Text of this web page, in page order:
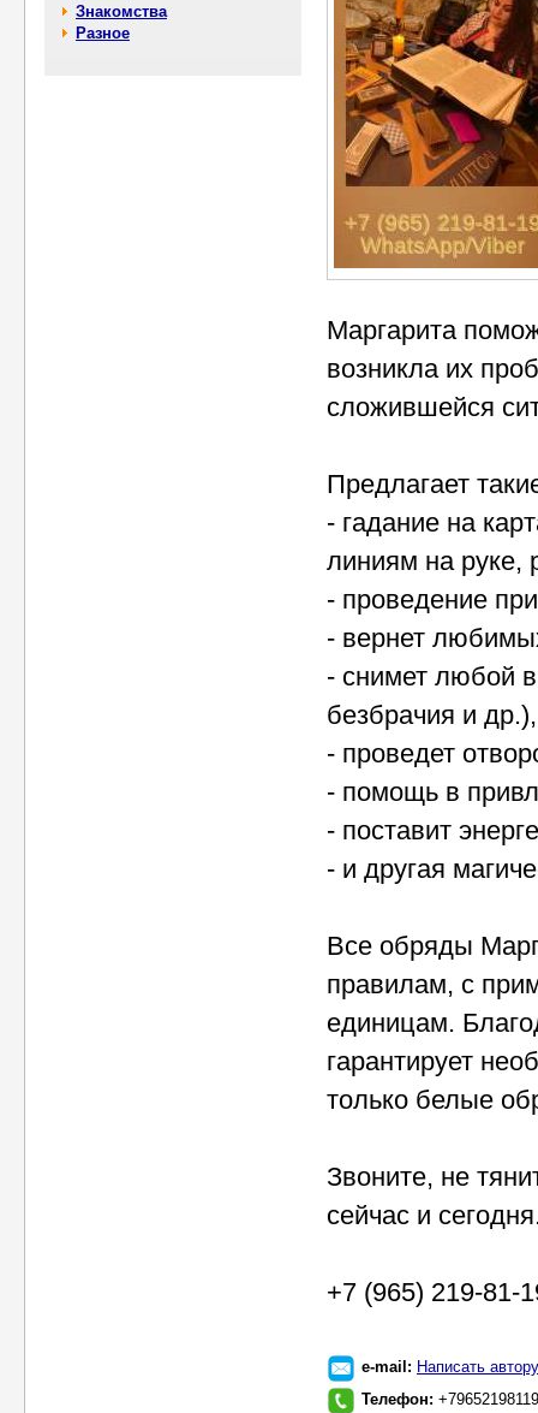
Знакомства
Разное
Маргарита
возникла их
сложившейся
Предлагает
- гадание на
линиям на руке,
- проведение
- вернет
- снимет любой
безбрачия и др.),
- проведет
- помощь в
- поставит
- и другая
Все обряды
правилам, с
единицам.
гарантирует
только белые
Звоните, не
сейчас и
+7 (965) 219-81-
e-mail: Написать автору
Телефон: +79652198119